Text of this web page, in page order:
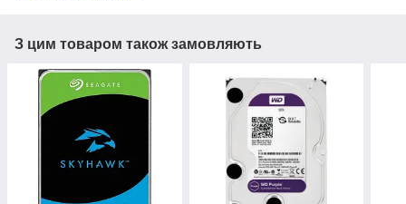
З цим товаром також замовляють